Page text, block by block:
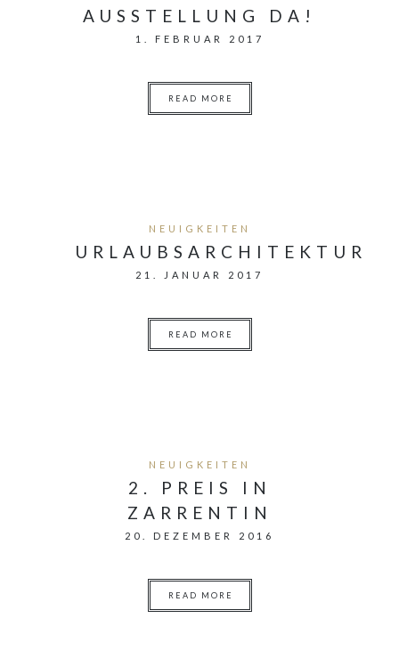
AUSSTELLUNG DA!
1. FEBRUAR 2017
READ MORE
NEUIGKEITEN
URLAUBSARCHITEKTUR
21. JANUAR 2017
READ MORE
NEUIGKEITEN
2. PREIS IN
ZARRENTIN
20. DEZEMBER 2016
READ MORE